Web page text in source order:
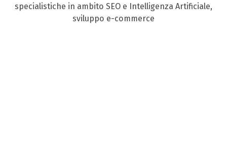
specialistiche in ambito SEO e Intelligenza Artificiale,
sviluppo e-commerce